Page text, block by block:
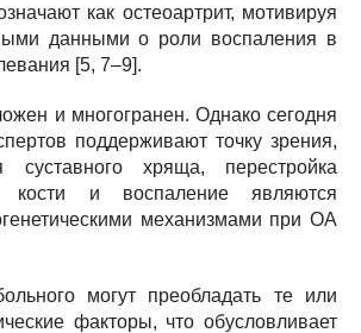
как остеоартрит, мотивируя
данными о роли воспаления в
[5, 7–9].
и многогранен. Однако сегодня
поддерживают точку зрения,
суставного хряща, перестройка
кости и воспаление являются
механизмами при ОА
могут преобладать те или
факторы, что обусловливает